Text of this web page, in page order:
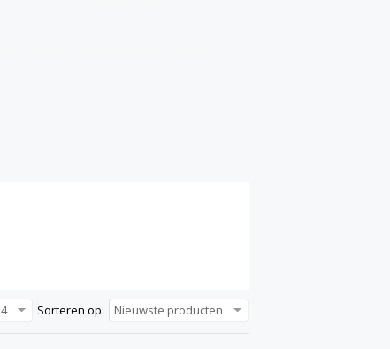
Sorteren op: Nieuwste producten